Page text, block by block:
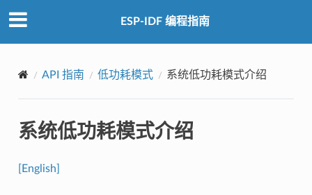
ESP-IDF 编程指南
API 指南 低功耗模式 系统低功耗模式介绍
系统低功耗模式介绍
[English]